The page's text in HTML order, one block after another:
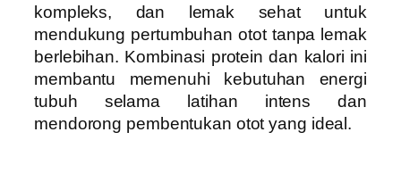
kompleks, dan lemak sehat untuk
mendukung pertumbuhan otot tanpa lemak
berlebihan. Kombinasi protein dan kalori ini
membantu memenuhi kebutuhan energi
tubuh selama latihan intens dan
mendorong pembentukan otot yang ideal.